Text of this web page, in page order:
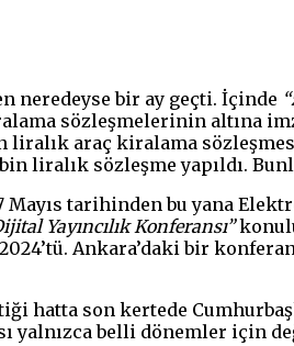
neredeyse bir ay geçti. İçinde
sözleşmelerinin altına
liralık araç kiralama
liralık sözleşme yapıldı.
Mayıs tarihinden bu yana
Yayıncılık Konferansı”
Ankara’daki bir
hatta son kertede
yalnızca belli dönemler için